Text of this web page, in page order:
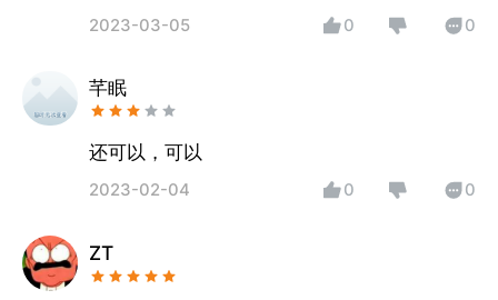
2023-03-05 0 0
芊眠
还可以，可以
2023-02-04 0 0
ZT